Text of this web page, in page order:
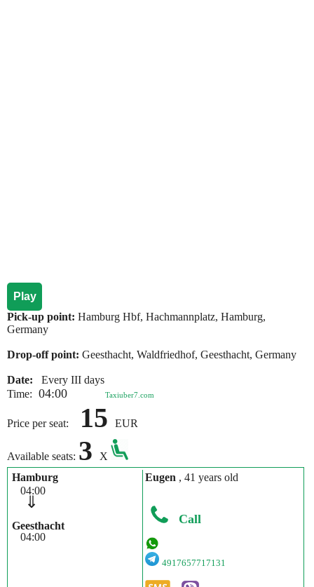
Play
Pick-up point: Hamburg Hbf, Hachmannplatz, Hamburg,
Germany
Drop-off point: Geesthacht, Waldfriedhof, Geesthacht, Germany
Date:
Every III days
Time: 04:00 Taxiuber7.com
Price per seat: 15 EUR
Available seats: 3
X
Hamburg
04:00
⇓
Geesthacht
04:00
Eugen , 41 years old
Call
4917657717131